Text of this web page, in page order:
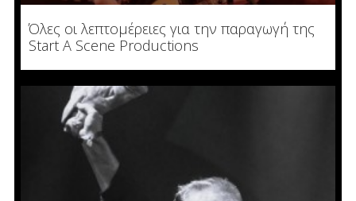
Όλες οι λεπτομέρειες για την παραγωγή της
Start A Scene Productions